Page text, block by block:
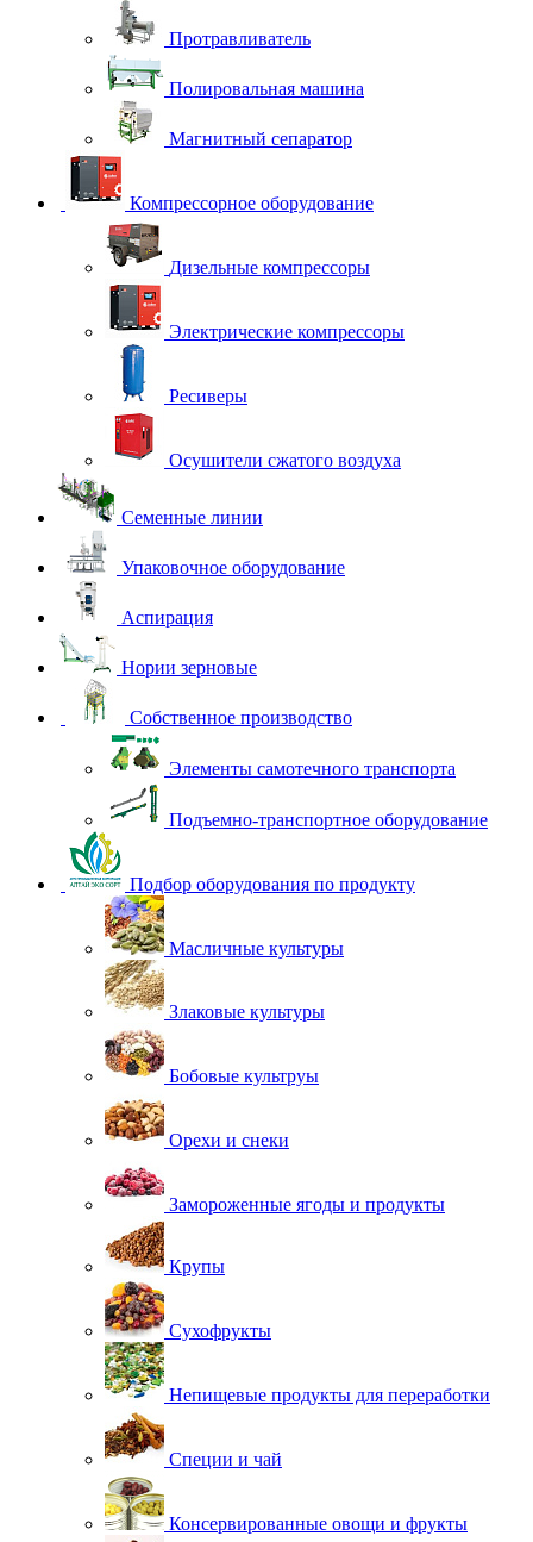
Протравливатель
Полировальная машина
Магнитный сепаратор
Компрессорное оборудование
Дизельные компрессоры
Электрические компрессоры
Ресиверы
Осушители сжатого воздуха
Семенные линии
Упаковочное оборудование
Аспирация
Нории зерновые
Собственное производство
Элементы самотечного транспорта
Подъемно-транспортное оборудование
Подбор оборудования по продукту
Масличные культуры
Злаковые культуры
Бобовые культруы
Орехи и снеки
Замороженные ягоды и продукты
Крупы
Сухофрукты
Непищевые продукты для переработки
Специи и чай
Консервированные овощи и фрукты